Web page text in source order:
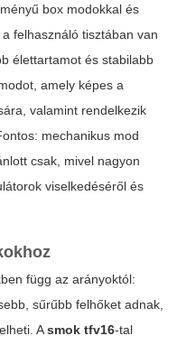
box modokkal és
felhasználó tisztában van
élettartamot és stabilabb
amely képes a
valamint rendelkezik
mechanikus mod
csak, mivel nagyon
viselkedéséről és
függ az arányoktól:
sűrűbb felhőket adnak,
Asmok tfv16-tal